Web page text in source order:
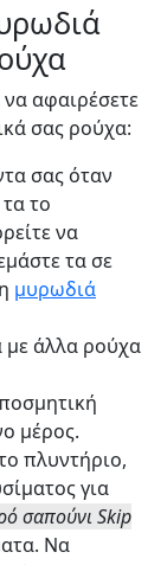
αφαιρέσετε
σας ρούχα:
σας όταν
το
να
τα σε
μυρωδιά
με άλλα ρούχα
μέρος.
πλυντήριο,
για
σαπούνι Skip
Να